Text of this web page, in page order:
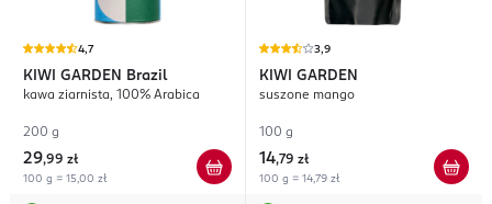
4,7
KIWI GARDEN Brazil
kawa ziarnista, 100% Arabica
200 g
29,99 zł
100 g = 15,00 zł
3,9
KIWI GARDEN
suszone mango
100 g
14,79 zł
100 g = 14,79 zł